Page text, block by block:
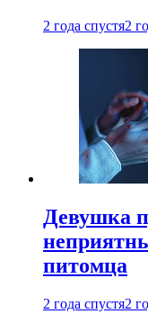
2 года спустя2
Девушка
питомца
2 года спустя2